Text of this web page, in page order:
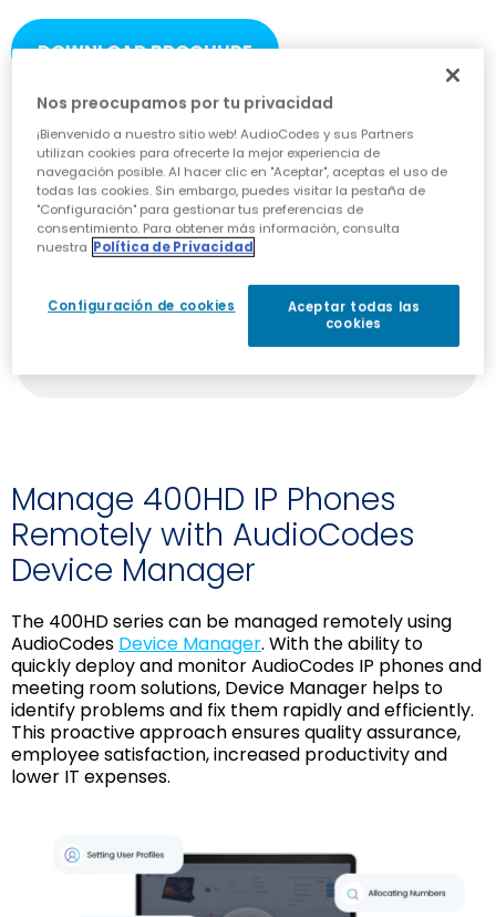
DOWNLOAD BROCHURE
Manage 400HD IP Phones
Remotely with AudioCodes
Device Manager
The 400HD series can be managed remotely using
AudioCodes Device Manager. With the ability to
quickly deploy and monitor AudioCodes IP phones and
meeting room solutions, Device Manager helps to
identify problems and fix them rapidly and efficiently.
This proactive approach ensures quality assurance,
employee satisfaction, increased productivity and
lower IT expenses.
Nos preocupamos por tu privacidad
¡Bienvenido a nuestro sitio web! AudioCodes y sus Partners
utilizan cookies para ofrecerte la mejor experiencia de
navegación posible. Al hacer clic en "Aceptar", aceptas el uso de
todas las cookies. Sin embargo, puedes visitar la pestaña de
"Configuración" para gestionar tus preferencias de
consentimiento. Para obtener más información, consulta
nuestra Política de Privacidad
Configuración de cookies
Aceptar todas las
cookies